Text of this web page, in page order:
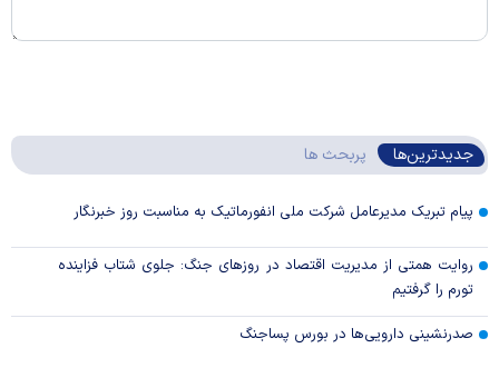
جدیدترین‌ها پربحث ها
پیام تبریک مدیرعامل شرکت ملی انفورماتیک به مناسبت روز خبرنگار
روایت همتی از مدیریت اقتصاد در روزهای جنگ: جلوی شتاب فزاینده
تورم را گرفتیم
صدرنشینی دارویی‌ها در بورس پساجنگ